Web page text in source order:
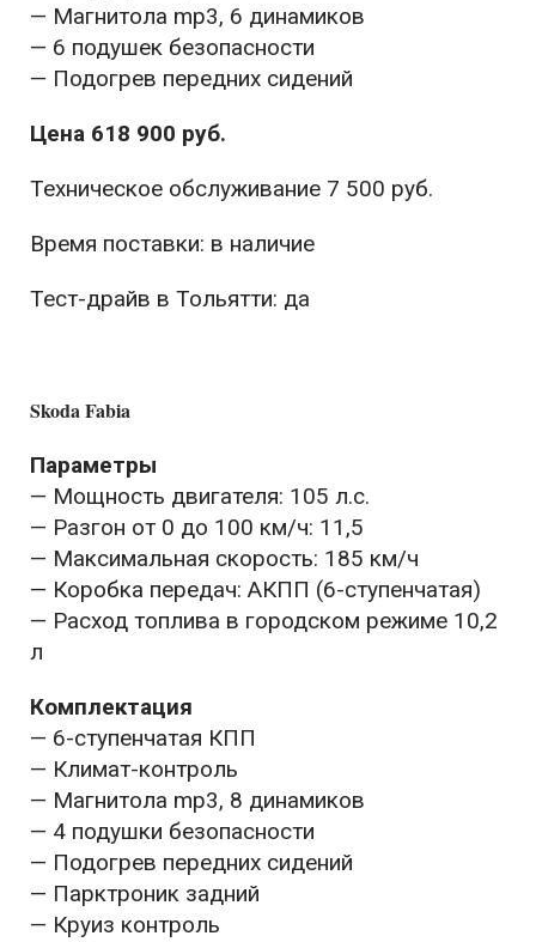
— Магнитола mp3, 6 динамиков
— 6 подушек безопасности
— Подогрев передних сидений
Цена 618 900 руб.
Техническое обслуживание 7 500 руб.
Время поставки: в наличие
Тест-драйв в Тольятти: да
Skoda Fabia
Параметры
— Мощность двигателя: 105 л.с.
— Разгон от 0 до 100 км/ч: 11,5
— Максимальная скорость: 185 км/ч
— Коробка передач: АКПП (6-ступенчатая)
— Расход топлива в городском режиме 10,2
л
Комплектация
— 6-ступенчатая КПП
— Климат-контроль
— Магнитола mp3, 8 динамиков
— 4 подушки безопасности
— Подогрев передних сидений
— Парктроник задний
— Круиз контроль